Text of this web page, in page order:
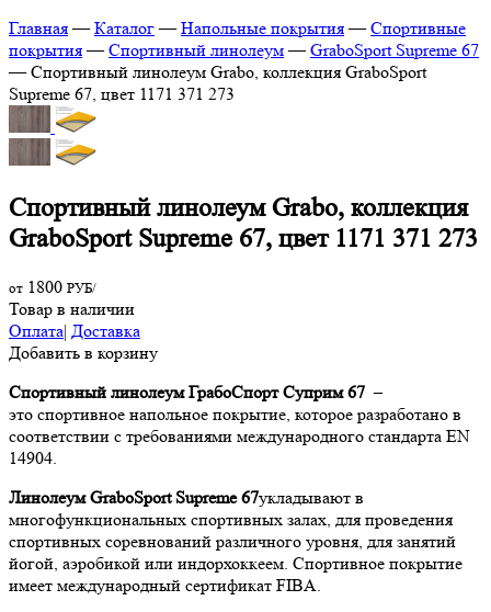
Главная — Каталог — Напольные покрытия — Спортивные
покрытия — Спортивный линолеум — GraboSport Supreme 67
— Спортивный линолеум Grabo, коллекция GraboSport
Supreme 67, цвет 1171 371 273
Спортивный линолеум Grabo, коллекция
GraboSport Supreme 67, цвет 1171 371 273
от 1800 РУБ/
Товар в наличии
Оплата| Доставка
Добавить в корзину
Спортивный линолеум ГрабоСпорт Суприм 67 –
это спортивное напольное покрытие, которое разработано в
соответствии с требованиями международного стандарта EN
14904.
ЛинолеумGraboSport Supreme 67укладывают в
многофункциональных спортивных залах, для проведения
спортивных соревнований различного уровня, для занятий
йогой, аэробикой или индорхоккеем. Спортивное покрытие
имеет международный сертификат FIBA.